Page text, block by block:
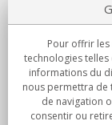
Notre société
Engagements
Achats
Pour offrir
technologies
informations du
nous permettra de
de navigation
consentir ou